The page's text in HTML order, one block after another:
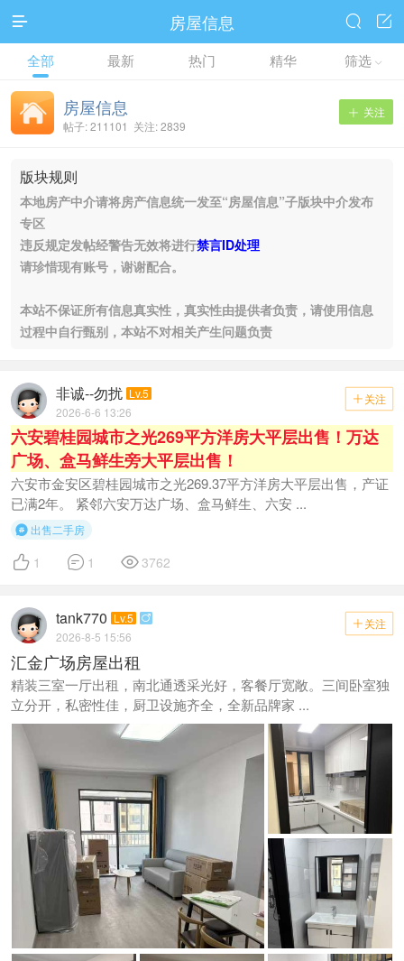
 房屋信息 

全部 最新 热门 精华 筛选 
 关注
房屋信息
帖子: 211101 关注: 2839
版块规则
本地房产中介请将房产信息统一发至“房屋信息”子版块中介发布
专区
违反规定发帖经警告无效将进行禁言ID处理
请珍惜现有账号，谢谢配合。
本站不保证所有信息真实性，真实性由提供者负责，请使用信息
过程中自行甄别，本站不对相关产生问题负责
 关注
非诚--勿扰 Lv.5
2026-6-6 13:26
六安碧桂园城市之光269平方洋房大平层出售！万达
广场、盒马鲜生旁大平层出售！
六安市金安区碧桂园城市之光269.37平方洋房大平层出售，产证
已满2年。 紧邻六安万达广场、盒马鲜生、六安 ...
出售二手房
 1  1 3762
 关注
tank770 Lv.5 
2026-8-5 15:56
汇金广场房屋出租
精装三室一厅出租，南北通透采光好，客餐厅宽敞。三间卧室独
立分开，私密性佳，厨卫设施齐全，全新品牌家 ...